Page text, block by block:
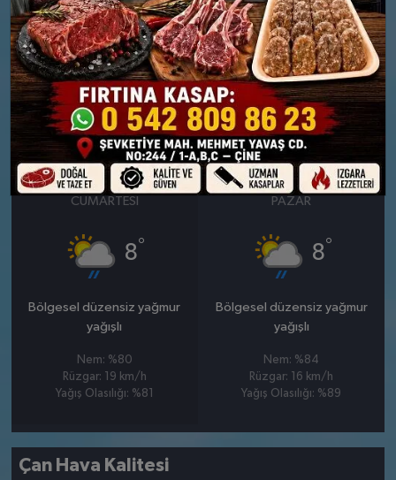
Parçalı Bulutlu
Nem: %80
Rüzgar: 14 km/h
Bölgesel düzensiz yağmur
yağışlı
Nem: %75
Rüzgar: 38 km/h
Yağış Olasılığı: %89
28 MART
CUMARTESI
8°
Bölgesel düzensiz yağmur
yağışlı
Nem: %80
Rüzgar: 19 km/h
Yağış Olasılığı: %81
29 MART
PAZAR
8°
Bölgesel düzensiz yağmur
yağışlı
Nem: %84
Rüzgar: 16 km/h
Yağış Olasılığı: %89
Çan Hava Kalitesi